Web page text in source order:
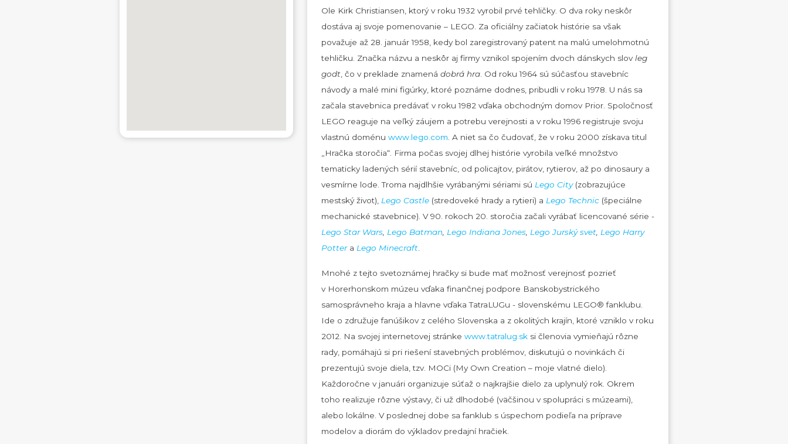
Ole Kirk Christiansen, ktorý v roku 1932 vyrobil prvé tehličky. O dva roky neskôr
dostáva aj svoje pomenovanie – LEGO. Za oficiálny začiatok histórie sa však
považuje až 28. január 1958, kedy bol zaregistrovaný patent na malú umelohmotnú
tehličku. Značka názvu a neskôr aj firmy vznikol spojením dvoch dánskych slov leg
godt, čo v preklade znamená dobrá hra. Od roku 1964 sú súčasťou stavebníc
návody a malé mini figúrky, ktoré poznáme dodnes, pribudli v roku 1978. U nás sa
začala stavebnica predávať v roku 1982 vďaka obchodným domov Prior. Spoločnosť
LEGO reaguje na veľký záujem a potrebu verejnosti a v roku 1996 registruje svoju
vlastnú doménu www.lego.com . A niet sa čo čudovať, že v roku 2000 získava titul
„Hračka storočia“. Firma počas svojej dlhej histórie vyrobila veľké množstvo
tematicky ladených sérií stavebníc, od policajtov, pirátov, rytierov, až po dinosaury a
vesmírne lode. Troma najdlhšie vyrábanými sériami sú Lego City(zobrazujúce
mestský život), Lego Castle(stredoveké hrady a rytieri) a Lego Technic(špeciálne
mechanické stavebnice). V 90. rokoch 20. storočia začali vyrábať licencované série -
Lego Star Wars, Lego Batman Lego Indiana Jones, Lego Jurský svet, Lego Harry
Pottera Lego Minecraft.
Mnohé z tejto svetoznámej hračky si bude mať možnosť verejnosť pozrieť
v Horerhonskom múzeu vďaka finančnej podpore Banskobystrického
samosprávneho kraja a hlavne vďaka TatraLUGu - slovenskému LEGO® fanklubu.
Ide o združuje fanúšikov z celého Slovenska a z okolitých krajín, ktoré vzniklo v roku
2012. Na svojej internetovej stránke www.tatralug.sksi členovia vymieňajú rôzne
rady, pomáhajú si pri riešení stavebných problémov, diskutujú o novinkách či
prezentujú svoje diela, tzv. MOCi (My Own Creation – moje vlatné dielo).
Každoročne v januári organizuje súťaž o najkrajšie dielo za uplynulý rok. Okrem
toho realizuje rôzne výstavy, či už dlhodobé (väčšinou v spolupráci s múzeami),
alebo lokálne. V poslednej dobe sa fanklub s úspechom podieľa na príprave
modelov a diorám do výkladov predajní hračiek.